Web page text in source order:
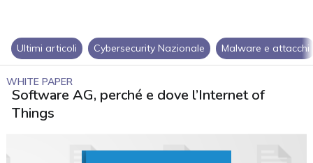
Ultimi articoli Cybersecurity Nazionale Malware e attacchi
WHITE PAPER
Software AG, perché e dove l’Internet of
Things